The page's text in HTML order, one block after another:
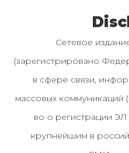
Сетевое
(зарегистрировано
в сфере связи,
массовых коммуникаций
во о регистрации
крупнейшим в